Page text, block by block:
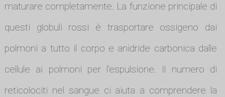
maturare completamente. La funzione principale di
questi globuli rossi è trasportare ossigeno dai
polmoni a tutto il corpo e anidride carbonica dalle
cellule ai polmoni per l'espulsione. Il numero di
reticolociti nel sangue ci aiuta a comprendere la